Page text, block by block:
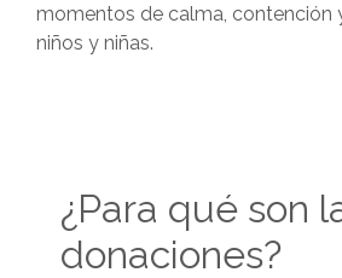
momentos de calma, contención
niños y niñas.
¿Para qué son
donaciones?